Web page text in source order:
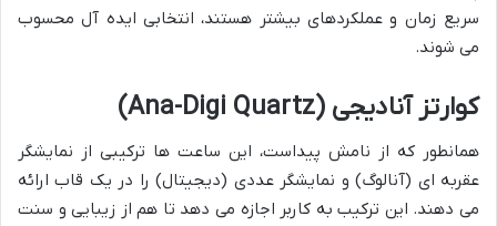
سریع زمان و عملکردهای بیشتر هستند، انتخابی ایده آل محسوب
می شوند.
کوارتز آنادیجی (Ana-Digi Quartz)
همانطور که از نامش پیداست، این ساعت ها ترکیبی از نمایشگر
عقربه ای (آنالوگ) و نمایشگر عددی (دیجیتال) را در یک قاب ارائه
می دهند. این ترکیب به کاربر اجازه می دهد تا هم از زیبایی و سنت